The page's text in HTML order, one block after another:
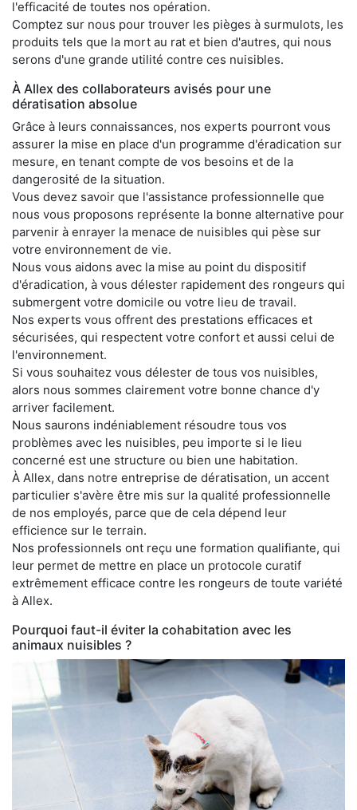
l'efficacité de toutes nos opération.
Comptez sur nous pour trouver les pièges à surmulots, les
produits tels que la mort au rat et bien d'autres, qui nous
serons d'une grande utilité contre ces nuisibles.
À Allex des collaborateurs avisés pour une
dératisation absolue
Grâce à leurs connaissances, nos experts pourront vous
assurer la mise en place d'un programme d'éradication sur
mesure, en tenant compte de vos besoins et de la
dangerosité de la situation.
Vous devez savoir que l'assistance professionnelle que
nous vous proposons représente la bonne alternative pour
parvenir à enrayer la menace de nuisibles qui pèse sur
votre environnement de vie.
Nous vous aidons avec la mise au point du dispositif
d'éradication, à vous délester rapidement des rongeurs qui
submergent votre domicile ou votre lieu de travail.
Nos experts vous offrent des prestations efficaces et
sécurisées, qui respectent votre confort et aussi celui de
l'environnement.
Si vous souhaitez vous délester de tous vos nuisibles,
alors nous sommes clairement votre bonne chance d'y
arriver facilement.
Nous saurons indéniablement résoudre tous vos
problèmes avec les nuisibles, peu importe si le lieu
concerné est une structure ou bien une habitation.
À Allex, dans notre entreprise de dératisation, un accent
particulier s'avère être mis sur la qualité professionnelle
de nos employés, parce que de cela dépend leur
efficience sur le terrain.
Nos professionnels ont reçu une formation qualifiante, qui
leur permet de mettre en place un protocole curatif
extrêmement efficace contre les rongeurs de toute variété
à Allex.
Pourquoi faut-il éviter la cohabitation avec les
animaux nuisibles ?